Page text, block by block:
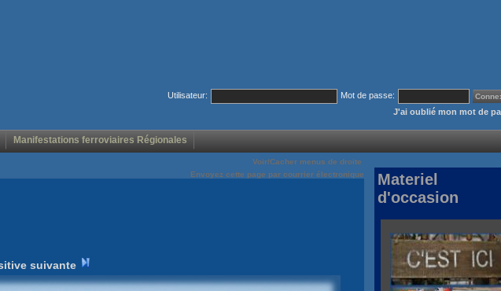
Utilisateur:
Mot de passe:
J'ai oublié mon mot de
Manifestations ferroviaires Régionales
Voir/Cacher menus de droite
Envoyez cette page par courrier électronique
Materiel
d'occasion